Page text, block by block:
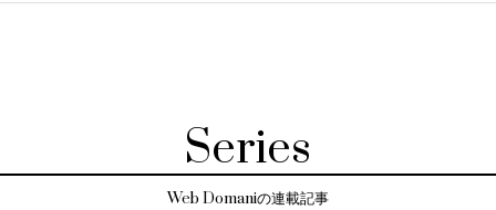
Series
Web Domaniの連載記事